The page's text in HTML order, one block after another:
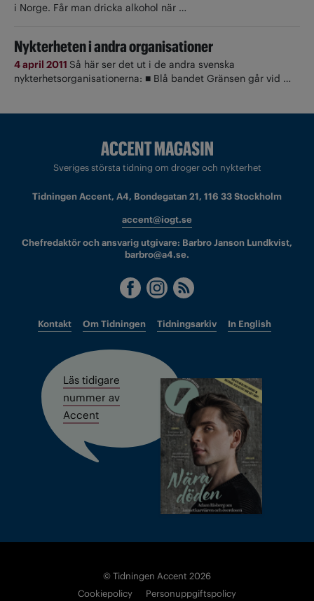
i Norge. Får man dricka alkohol när …
Nykterheten i andra organisationer
4 april 2011 Så här ser det ut i de andra svenska
nykterhetsorganisationerna: ■ Blå bandet Gränsen går vid …
Sveriges största tidning om droger och nykterhet
Tidningen Accent, A4, Bondegatan 21, 116 33 Stockholm
accent@iogt.se
Chefredaktör och ansvarig utgivare: Barbro Janson Lundkvist,
barbro@a4.se.
Kontakt Om Tidningen Tidningsarkiv In English
Läs tidigare
nummer av
Accent
© Tidningen Accent 2026
Cookiepolicy
Personuppgiftspolicy